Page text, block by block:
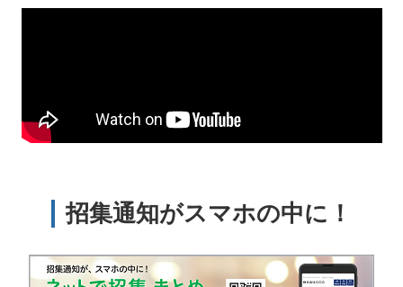
招集通知がスマホの中に！